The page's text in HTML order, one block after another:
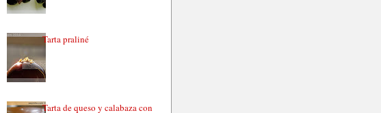
Tarta praliné
Tarta de queso y calabaza con